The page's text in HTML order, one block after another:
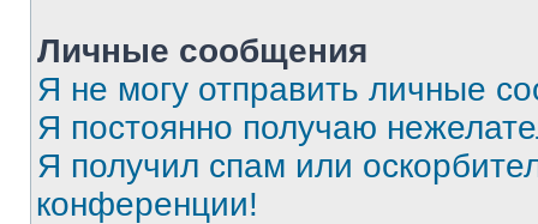
Личные сообщения
Я не могу отправить личные
Я постоянно получаю
Я получил спам или
конференции!